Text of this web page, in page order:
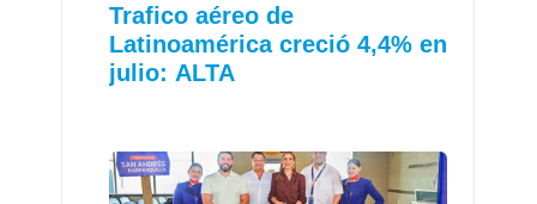
Trafico aéreo de
Latinoamérica creció 4,4% en
julio: ALTA